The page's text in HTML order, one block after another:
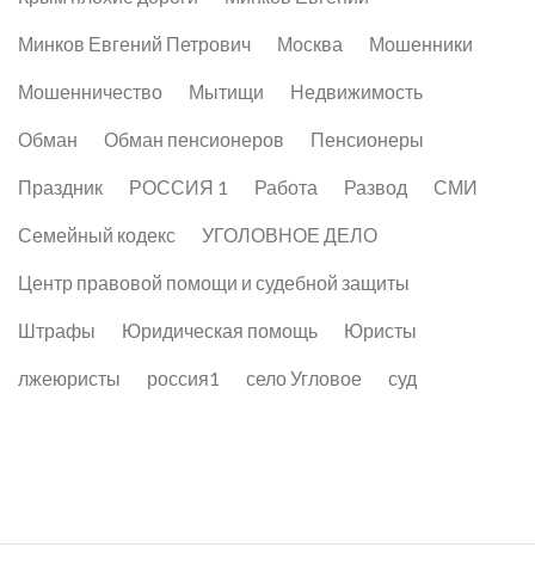
Минков Евгений Петрович Москва Мошенники
Мошенничество Мытищи Недвижимость
Обман Обман пенсионеров Пенсионеры
Праздник РОССИЯ 1 Работа Развод СМИ
Семейный кодекс УГОЛОВНОЕ ДЕЛО
Центр правовой помощи и судебной защиты
Штрафы Юридическая помощь Юристы
лжеюристы россия1 село Угловое суд